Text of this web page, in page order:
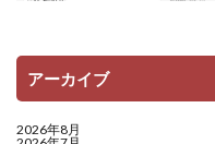
アーカイブ
2026年8月